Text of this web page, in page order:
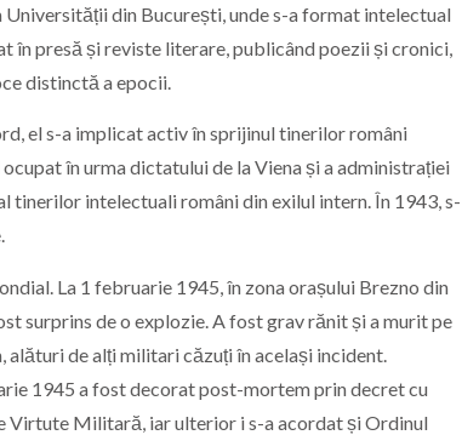
Universității din București, unde s-a format intelectual
în presă și reviste literare, publicând poezii și cronici,
distinctă a epocii.
el s-a implicat activ în sprijinul tinerilor români
în urma dictatului de la Viena și a administrației
intelectuali români din exilul intern. În 1943, s-
La 1 februarie 1945, în zona orașului Brezno din
surprins de o explozie. A fost grav rănit și a murit pe
de alți militari căzuți în același incident.
1945 a fost decorat post-mortem prin decret cu
Virtute Militară, iar ulterior i s-a acordat și Ordinul